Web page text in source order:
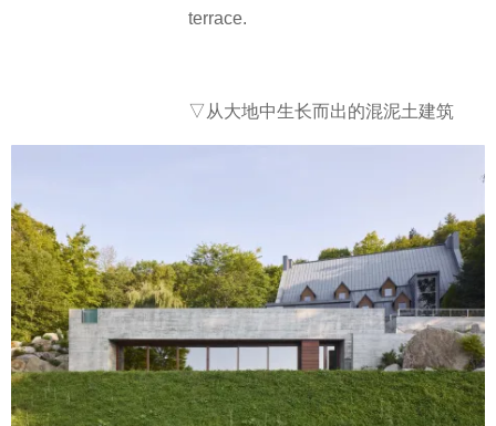
terrace.
▽从大地中生长而出的混泥土建筑